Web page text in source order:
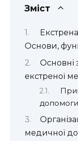
Зміст
Основи,
Основні
екстреної
допомоги
медичної